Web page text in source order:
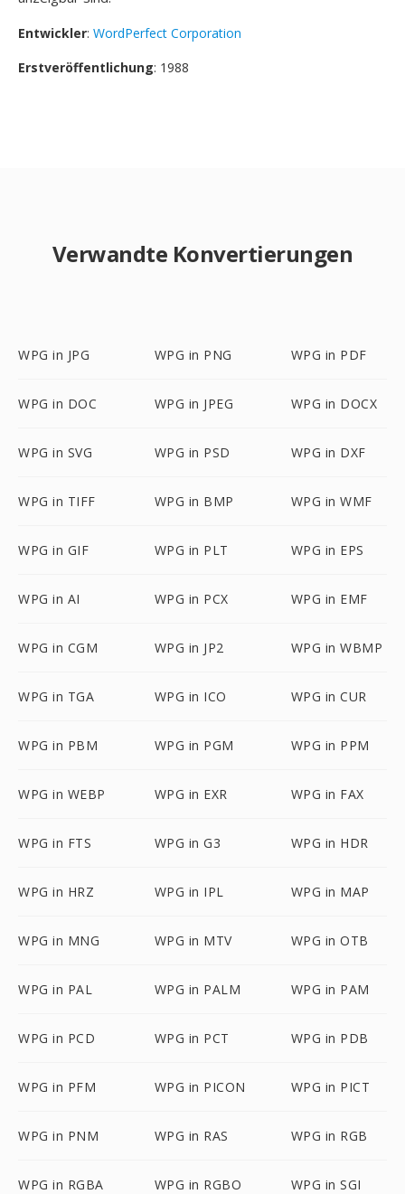
Entwickler: WordPerfect Corporation
Erstveröffentlichung: 1988
Verwandte Konvertierungen
WPG in JPG WPG in PNG WPG in PDF
WPG in DOC WPG in JPEG WPG in DOCX
WPG in SVG WPG in PSD WPG in DXF
WPG in TIFF WPG in BMP WPG in WMF
WPG in GIF WPG in PLT WPG in EPS
WPG in AI WPG in PCX WPG in EMF
WPG in CGM WPG in JP2 WPG in WBMP
WPG in TGA WPG in ICO WPG in CUR
WPG in PBM WPG in PGM WPG in PPM
WPG in WEBP WPG in EXR WPG in FAX
WPG in FTS WPG in G3 WPG in HDR
WPG in HRZ WPG in IPL WPG in MAP
WPG in MNG WPG in MTV WPG in OTB
WPG in PAL WPG in PALM WPG in PAM
WPG in PCD WPG in PCT WPG in PDB
WPG in PFM WPG in PICON WPG in PICT
WPG in PNM WPG in RAS WPG in RGB
WPG in RGBA WPG in RGBO WPG in SGI